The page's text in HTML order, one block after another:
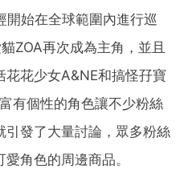
開始在全球範圍內進行巡
ZOA再次成為主角，並且
花花少女A&NE和搞怪孖寶
有個性的角色讓不少粉絲
引發了大量討論，眾多粉絲
角色的周邊商品。